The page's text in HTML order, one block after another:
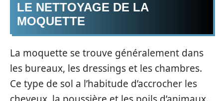
LE NETTOYAGE DE LA
MOQUETTE
La moquette se trouve généralement dans
les bureaux, les dressings et les chambres.
Ce type de sol a l’habitude d’accrocher les